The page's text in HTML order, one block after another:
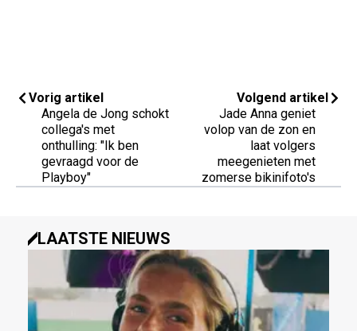
Vorig artikel
Angela de Jong schokt
collega's met
onthulling: "Ik ben
gevraagd voor de
Playboy"
Volgend artikel
Jade Anna geniet
volop van de zon en
laat volgers
meegenieten met
zomerse bikinifoto's
LAATSTE NIEUWS